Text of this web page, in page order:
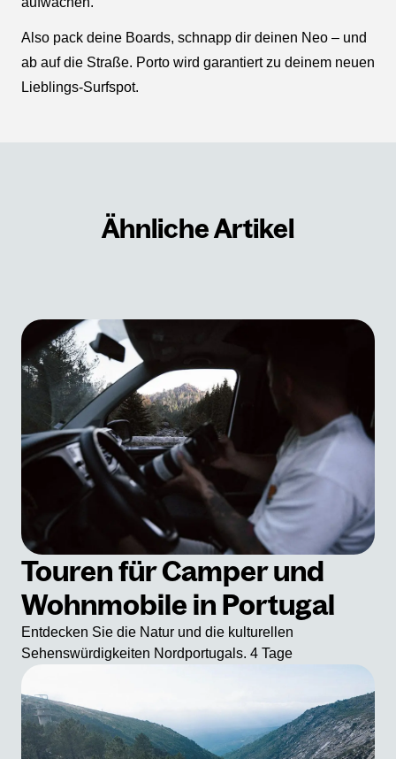
Also pack deine Boards, schnapp dir deinen Neo – und
ab auf die Straße. Porto wird garantiert zu deinem neuen
Lieblings-Surfspot.
Ähnliche Artikel
Touren für Camper und
Wohnmobile in Portugal
Entdecken Sie die Natur und die kulturellen
Sehenswürdigkeiten Nordportugals. 4 Tage